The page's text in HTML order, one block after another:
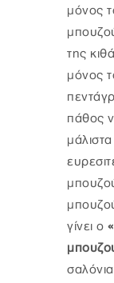
μόνος
της
μόνος
πάθος
γίνει ο